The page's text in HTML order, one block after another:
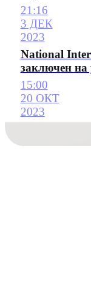
21:16
3 ДЕК
2023
National
заключен на
15:00
20 ОКТ
2023